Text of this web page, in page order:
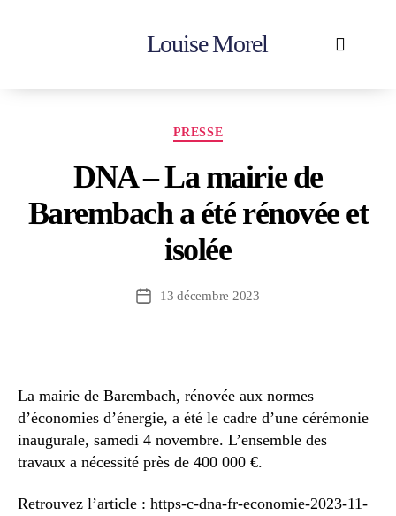
Louise Morel
PRESSE
DNA – La mairie de
Barembach a été rénovée et
isolée
13 décembre 2023
La mairie de Barembach, rénovée aux normes
d’économies d’énergie, a été le cadre d’une cérémonie
inaugurale, samedi 4 novembre. L’ensemble des
travaux a nécessité près de 400 000 €.
Retrouvez l’article : https-c-dna-fr-economie-2023-11-